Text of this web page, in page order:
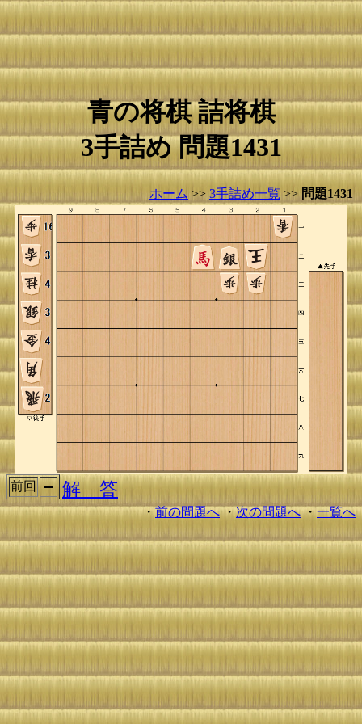
青の将棋 詰将棋
3手詰め 問題1431
ホーム >> 3手詰め一覧 >> 問題1431
前回 解 答
・前の問題へ・次の問題へ・一覧へ